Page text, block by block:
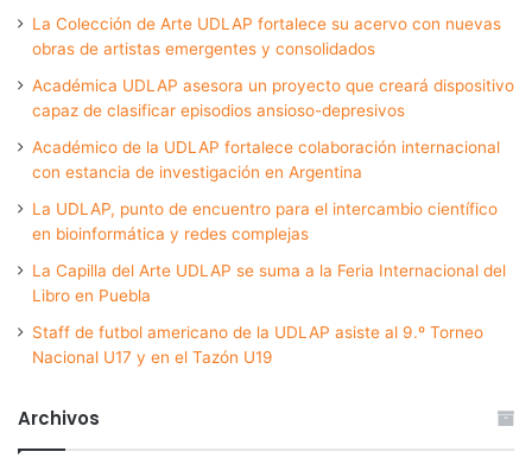
La Colección de Arte UDLAP fortalece su acervo con nuevas
obras de artistas emergentes y consolidados
Académica UDLAP asesora un proyecto que creará dispositivo
capaz de clasificar episodios ansioso-depresivos
Académico de la UDLAP fortalece colaboración internacional
con estancia de investigación en Argentina
La UDLAP, punto de encuentro para el intercambio científico
en bioinformática y redes complejas
La Capilla del Arte UDLAP se suma a la Feria Internacional del
Libro en Puebla
Staff de futbol americano de la UDLAP asiste al 9.º Torneo
Nacional U17 y en el Tazón U19
Archivos